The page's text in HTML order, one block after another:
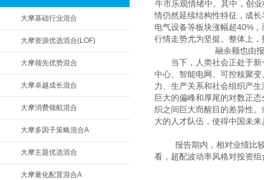
大摩基础行业混合
大摩资源优选混合(LOF)
大摩领先优势混合
大摩卓越成长混合
大摩消费领航混合
大摩多因子策略混合A
大摩主题优选混合
大摩量化配置混合A
牛市乐观情绪中。其中，创
情仍然延续结构性特征，成
电气设备等板块涨幅超40%
行情走势尤为坚挺。整体上
融余额也由
当下，人类社会正处于新
中心、智能电网、可控核聚
力、生产关系和社会组织产
巨大的偏峰和厚尾的对数正
织之间巨大而醒目的差异性
大的人才队伍，使得中国未
报告期内，相对业绩比较
看，超配波动率风格对投资